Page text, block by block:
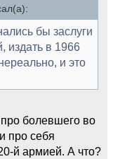
бы заслуги
издать в 1966
и это
болевшего во
про себя
й армией. А что?